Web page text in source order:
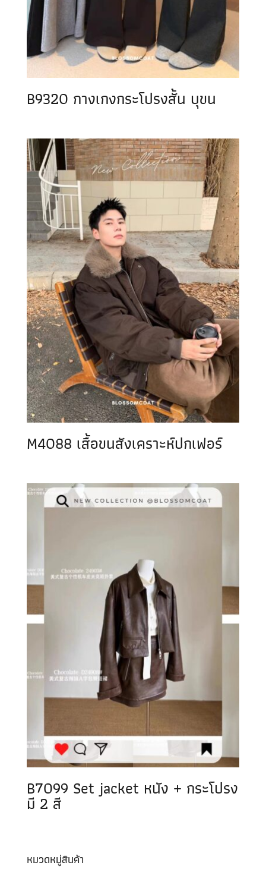
B9320 กางเกงกระโปรงสั้น บุขน
M4088 เสื้อขนสังเคราะห์ปกเฟอร์
B7099 Set jacket หนัง + กระโปรง
มี 2 สี
หมวดหมู่สินค้า